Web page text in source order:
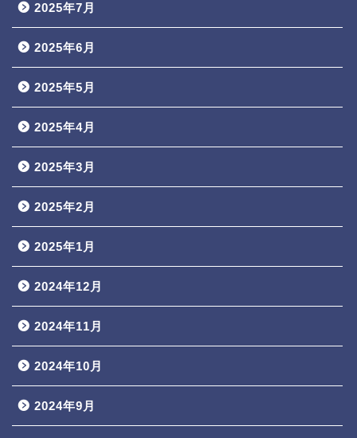
2025年7月
2025年6月
2025年5月
2025年4月
2025年3月
2025年2月
2025年1月
2024年12月
2024年11月
2024年10月
2024年9月